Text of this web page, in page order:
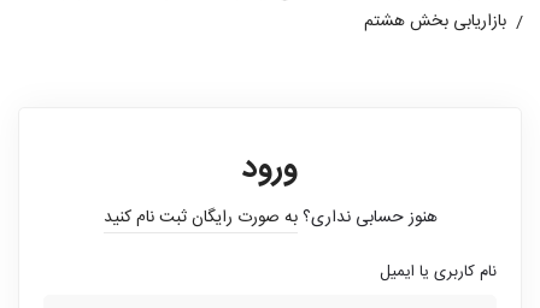
بازاریابی بخش هشتم
ورود
هنوز حسابی نداری؟به صورت رایگان ثبت نام کنید
نام کاربری یا ایمیل